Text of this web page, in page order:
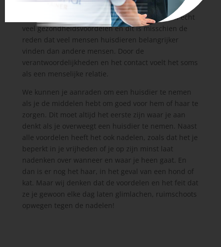
een dier dat in je huis woont. Ze zijn je metgezellen
en je vrienden. Niet alleen dat, maar ze bieden echt
veel gezondheidsvoordelen en dit is misschien de
reden dat veel mensen huisdieren belangrijker
vinden dan andere mensen. Door de
verantwoordelijkheden en het contact voelt het soms
als een menselijke relatie.
We kunnen je aanraden om een huisdier te nemen
als je de middelen hebt om goed voor hem of haar te
zorgen. Dit moet altijd het eerste zijn waar je aan
denkt als je overweegt een huisdier te nemen. Naast
alle voordelen heeft het ook nadelen, zoals dat het je
beperkt in je vrijheden of je op zijn minst laat
nadenken over wanneer en waar je heen gaat. En
dan is er nog het haar, in het geval van een hond of
kat. Maar wij denken dat de voordelen en het feit dat
ze je gewoon elke dag laten glimlachen, ruimschoots
opwegen tegen de nadelen!